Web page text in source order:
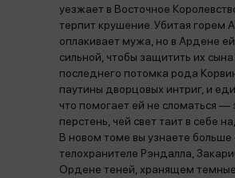
уезжает в Восточное
терпит крушение. Убитая горем
оплакивает мужа, но в Ардене
сильной, чтобы защитить их
последнего потомка рода
паутины дворцовых интриг, и
что помогает ей не сломаться —
перстень, чей свет таит в себе
В новом томе вы узнаете больше
телохранителе Рэндалла,
Ордене теней, хранящем